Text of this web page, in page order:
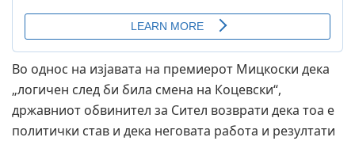
Во однос на изјавата на премиерот Мицкоски дека
„логичен след би била смена на Коцевски“,
државниот обвинител за Сител возврати дека тоа е
политички став и дека неговата работа и резултати